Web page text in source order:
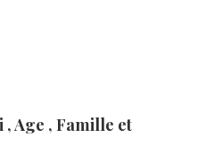
Age , Famille et